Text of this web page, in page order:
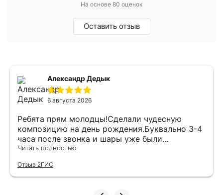
На основе 80 оценок
Оставить отзыв
Александр Дедык
6 августа 2026
Ребята прям молодцы!Сделали чудесную
композицию на день рождения.Буквально 3-4
часа после звонка и шары уже были
доставлены мне по адресу.Качество
рада.
Читать полностью
Отзыв 2ГИС